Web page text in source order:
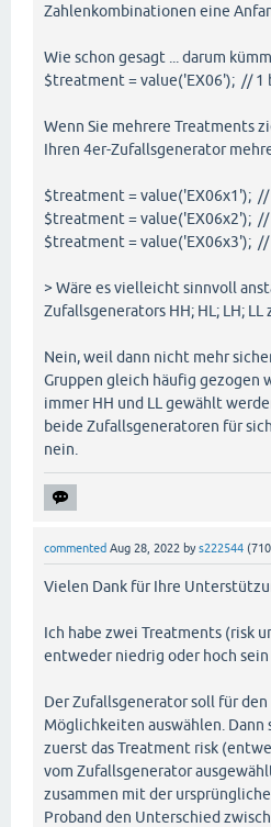
Zahlenkombinationen eine
Wie schon gesagt ... darum
$treatment = value('EX06'); // 1
Wenn Sie mehrere Treatments
Ihren 4er-Zufallsgenerator
$treatment = value('EX06x1');
$treatment = value('EX06x2');
$treatment = value('EX06x3');
> Wäre es vielleicht sinnvoll
Zufallsgenerators HH; HL; LH;
Nein, weil dann nicht mehr
Gruppen gleich häufig gezogen
immer HH und LL gewählt
beide Zufallsgeneratoren für
nein.
commented Aug 28, 2022 bys222544 (710
Vielen Dank für Ihre
Ich habe zwei Treatments (risk
entweder niedrig oder hoch sein
Der Zufallsgenerator soll für den
Möglichkeiten auswählen. Dann
zuerst das Treatment risk
vom Zufallsgenerator
zusammen mit der
Proband den Unterschied